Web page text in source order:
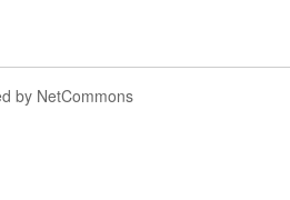
by NetCommons